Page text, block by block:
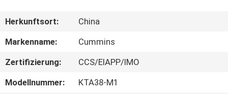
UNS
AUSFLUG
Herkunftsort:
China
Markenname:
Cummins
Zertifizierung:
CCS/EIAPP/IMO
Modellnummer:
KTA38-M1